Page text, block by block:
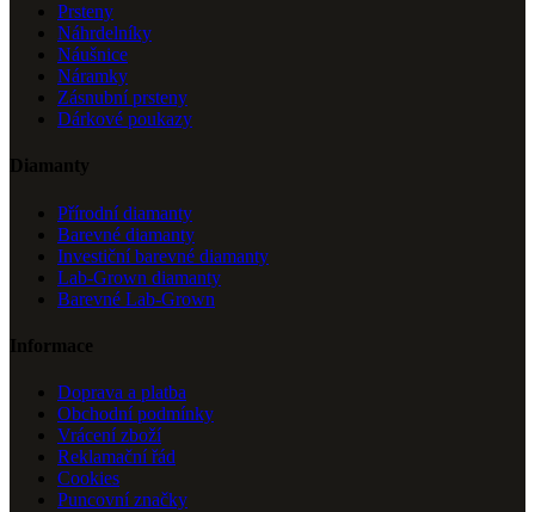
Prsteny
Náhrdelníky
Náušnice
Náramky
Zásnubní prsteny
Dárkové poukazy
Diamanty
Přírodní diamanty
Barevné diamanty
Investiční barevné diamanty
Lab-Grown diamanty
Barevné Lab-Grown
Informace
Doprava a platba
Obchodní podmínky
Vrácení zboží
Reklamační řád
Cookies
Puncovní značky